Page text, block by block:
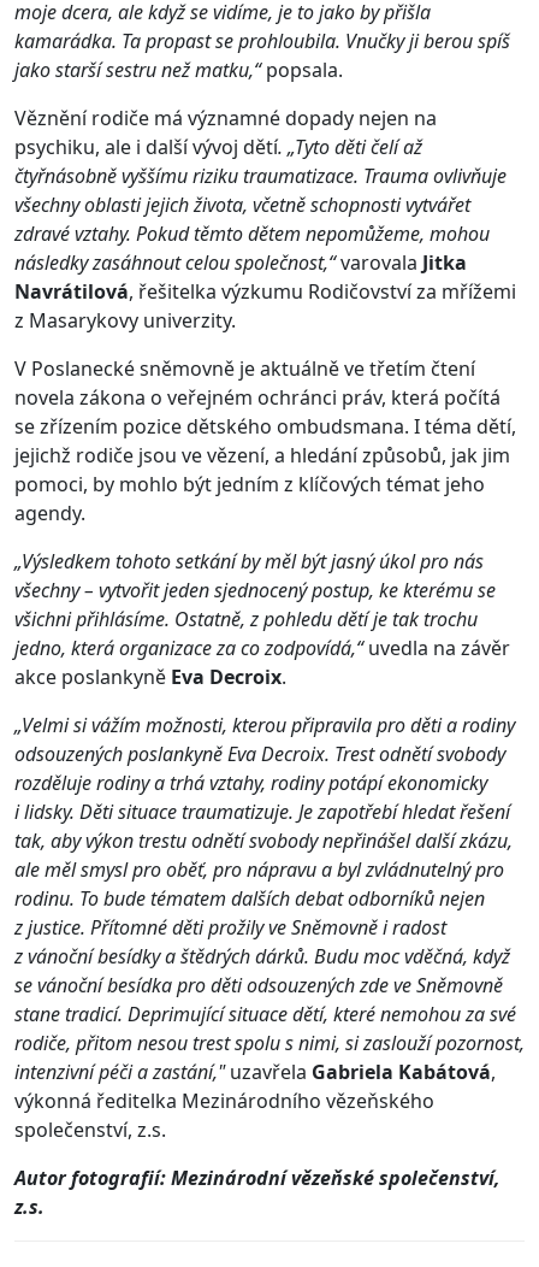
moje dcera, ale když se vidíme, je to jako by přišla
kamarádka. Ta propast se prohloubila. Vnučky ji berou spíš
jako starší sestru než matku,“popsala.
Věznění rodiče má významné dopady nejen na
psychiku, ale i další vývoj dětí. „Tyto děti čelí až
čtyřnásobně vyššímu riziku traumatizace. Trauma ovlivňuje
všechny oblasti jejich života, včetně schopnosti vytvářet
zdravé vztahy. Pokud těmto dětem nepomůžeme, mohou
následky zasáhnout celou společnost,“varovala Jitka
Navrátilová, řešitelka výzkumu Rodičovství za mřížemi
z Masarykovy univerzity.
V Poslanecké sněmovně je aktuálně ve třetím čtení
novela zákona o veřejném ochránci práv, která počítá
se zřízením pozice dětského ombudsmana. I téma dětí,
jejichž rodiče jsou ve vězení, a hledání způsobů, jak jim
pomoci, by mohlo být jedním z klíčových témat jeho
agendy.
„Výsledkem tohoto setkání by měl být jasný úkol pro nás
všechny – vytvořit jeden sjednocený postup, ke kterému se
všichni přihlásíme. Ostatně, z pohledu dětí je tak trochu
jedno, která organizace za co zodpovídá,“uvedla na závěr
akce poslankyně Eva Decroix.
„Velmi si vážím možnosti, kterou připravila pro děti a rodiny
odsouzených poslankyně Eva Decroix. Trest odnětí svobody
rozděluje rodiny a trhá vztahy, rodiny potápí ekonomicky
i lidsky. Děti situace traumatizuje. Je zapotřebí hledat řešení
tak, aby výkon trestu odnětí svobody nepřinášel další zkázu,
ale měl smysl pro oběť, pro nápravu a byl zvládnutelný pro
rodinu. To bude tématem dalších debat odborníků nejen
z justice. Přítomné děti prožily ve Sněmovně i radost
z vánoční besídky a štědrých dárků. Budu moc vděčná, když
se vánoční besídka pro děti odsouzených zde ve Sněmovně
stane tradicí. Deprimující situace dětí, které nemohou za své
rodiče, přitom nesou trest spolu s nimi, si zaslouží pozornost,
intenzivní péči a zastání,"uzavřela Gabriela Kabátová,
výkonná ředitelka Mezinárodního vězeňského
společenství, z.s.
Autor fotografií: Mezinárodní vězeňské společenství,
z.s.